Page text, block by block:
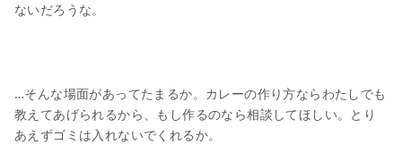
ないだろうな。
…そんな場面があってたまるか。カレーの作り方ならわたしでも
教えてあげられるから、もし作るのなら相談してほしい。とり
あえずゴミは入れないでくれるか。